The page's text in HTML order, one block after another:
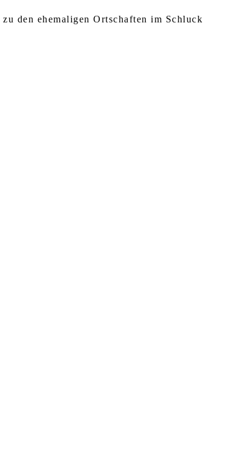
den ehemaligen Ortschaften im Schluck